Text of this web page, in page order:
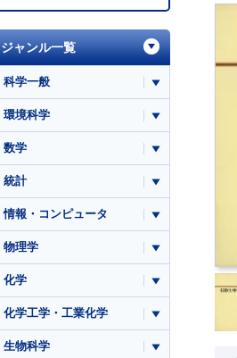
ジャンル一覧
科学一般
環境科学
数学
統計
情報・コンピュータ
物理学
化学
化学工学・工業化学
生物科学